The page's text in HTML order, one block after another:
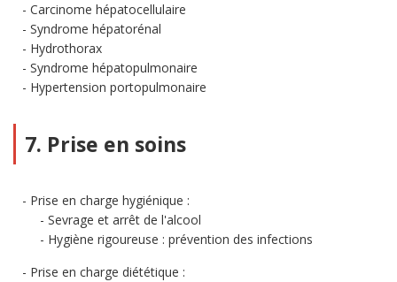
Carcinome hépatocellulaire
Syndrome hépatorénal
Hydrothorax
Syndrome hépatopulmonaire
Hypertension portopulmonaire
7. Prise en soins
Prise en charge hygiénique :
Sevrage et arrêt de l'alcool
Hygiène rigoureuse : prévention des infections
Prise en charge diététique :